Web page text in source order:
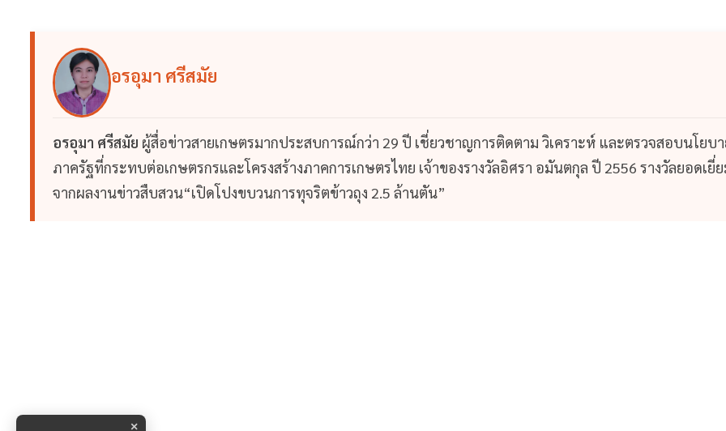
อรอุมา ศรีสมัย
อรอุมา ศรีสมัย ผู้สื่อข่าวสายเกษตรมากประสบการณ์กว่า 29 ปี เชี่ยวชาญการติดตาม วิเคราะห์ และตรวจสอบนโยบ
ภาครัฐที่กระทบต่อเกษตรกรและโครงสร้างภาคการเกษตรไทย เจ้าของรางวัลอิศรา อมันตกุล ปี 2556 รางวัลยอดเยี่
จากผลงานข่าวสืบสวน“เปิดโปงขบวนการทุจริตข้าวถุง 2.5 ล้านตัน”
×